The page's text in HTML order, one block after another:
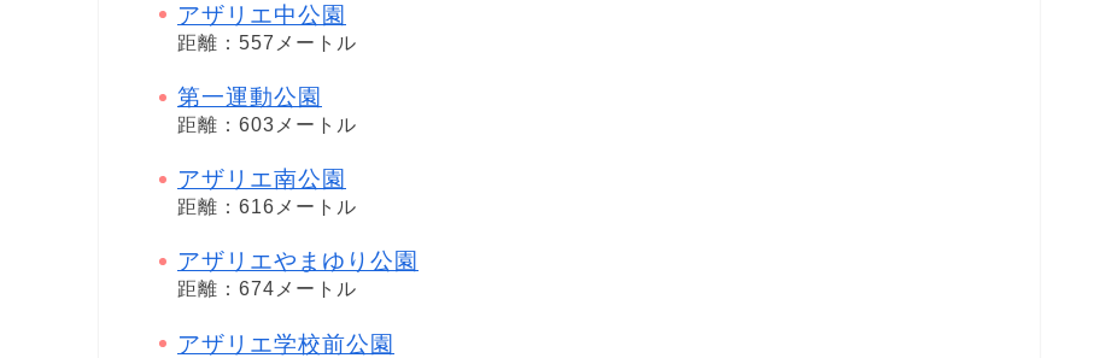
アザリエ中公園
距離：557メートル
第一運動公園
距離：603メートル
アザリエ南公園
距離：616メートル
アザリエやまゆり公園
距離：674メートル
アザリエ学校前公園